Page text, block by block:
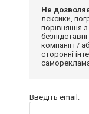
Не
лексики,
порівняння
компанії і /
сторонні
Введіть email: